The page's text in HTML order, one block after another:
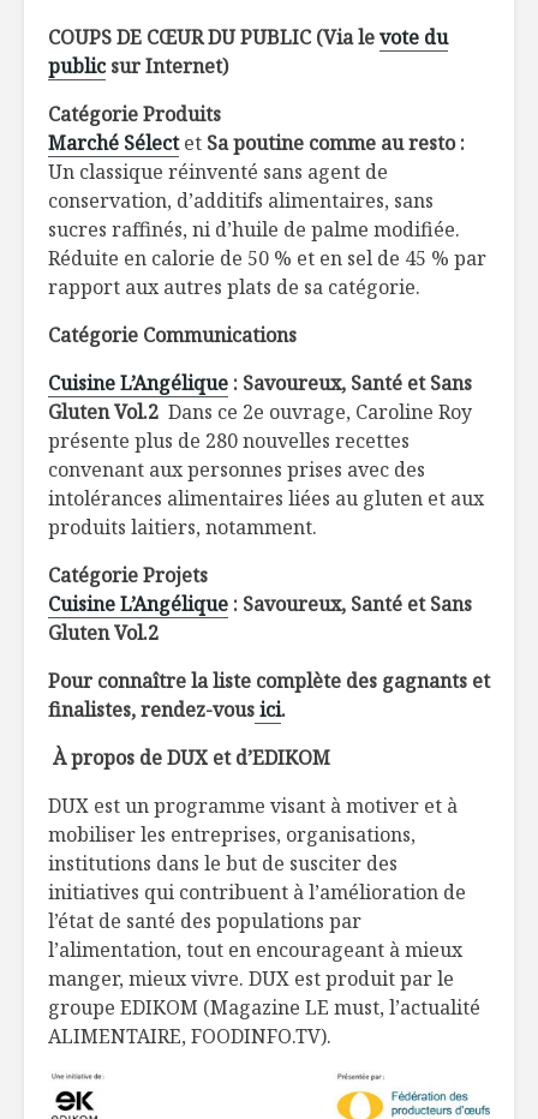
COUPS DE CŒUR DU PUBLIC (Via levote du
public sur Internet)
Catégorie Produits
Marché Sélectet Sa poutine comme au resto :
Un classique réinventé sans agent de
conservation, d’additifs alimentaires, sans
sucres raffinés, ni d’huile de palme modifiée.
Réduite en calorie de 50 % et en sel de 45 % par
rapport aux autres plats de sa catégorie.
Catégorie Communications
Cuisine L’Angélique : Savoureux, Santé et Sans
Gluten Vol.2 Dans ce 2e ouvrage, Caroline Roy
présente plus de 280 nouvelles recettes
convenant aux personnes prises avec des
intolérances alimentaires liées au gluten et aux
produits laitiers, notamment.
Catégorie Projets
Cuisine L’Angélique : Savoureux, Santé et Sans
Gluten Vol.2
Pour connaître la liste complète des gagnants et
finalistes, rendez-vousici.
À propos de DUX et d’EDIKOM
DUX est un programme visant à motiver et à
mobiliser les entreprises, organisations,
institutions dans le but de susciter des
initiatives qui contribuent à l’amélioration de
l’état de santé des populations par
l’alimentation, tout en encourageant à mieux
manger, mieux vivre. DUX est produit par le
groupe EDIKOM (Magazine LE must, l’actualité
ALIMENTAIRE, FOODINFO.TV).